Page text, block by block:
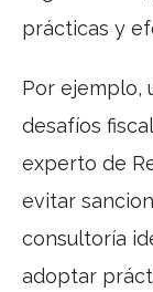
prácticas y
Por ejemplo,
desafíos
experto de
evitar
consultoría
adoptar